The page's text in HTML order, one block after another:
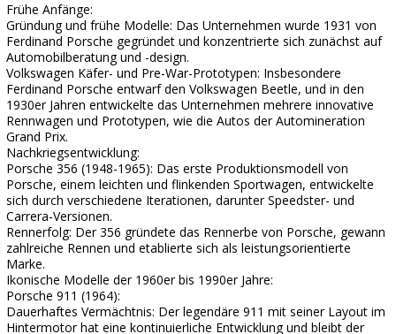
Frühe Anfänge:
Gründung und frühe Modelle: Das Unternehmen wurde 1931 von
Ferdinand Porsche gegründet und konzentrierte sich zunächst auf
Automobilberatung und -design.
Volkswagen Käfer- und Pre-War-Prototypen: Insbesondere
Ferdinand Porsche entwarf den Volkswagen Beetle, und in den
1930er Jahren entwickelte das Unternehmen mehrere innovative
Rennwagen und Prototypen, wie die Autos der Automineration
Grand Prix.
Nachkriegsentwicklung:
Porsche 356 (1948-1965): Das erste Produktionsmodell von
Porsche, einem leichten und flinkenden Sportwagen, entwickelte
sich durch verschiedene Iterationen, darunter Speedster- und
Carrera-Versionen.
Rennerfolg: Der 356 gründete das Rennerbe von Porsche, gewann
zahlreiche Rennen und etablierte sich als leistungsorientierte
Marke.
Ikonische Modelle der 1960er bis 1990er Jahre:
Porsche 911 (1964):
Dauerhaftes Vermächtnis: Der legendäre 911 mit seiner Layout im
Hintermotor hat eine kontinuierliche Entwicklung und bleibt der